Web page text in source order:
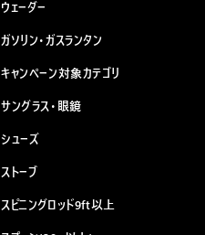
ウェーダー
ガソリン・ガスランタン
キャンペーン対象カテゴリ
サングラス・眼鏡
シューズ
ストーブ
スピニングロッド9ft以上